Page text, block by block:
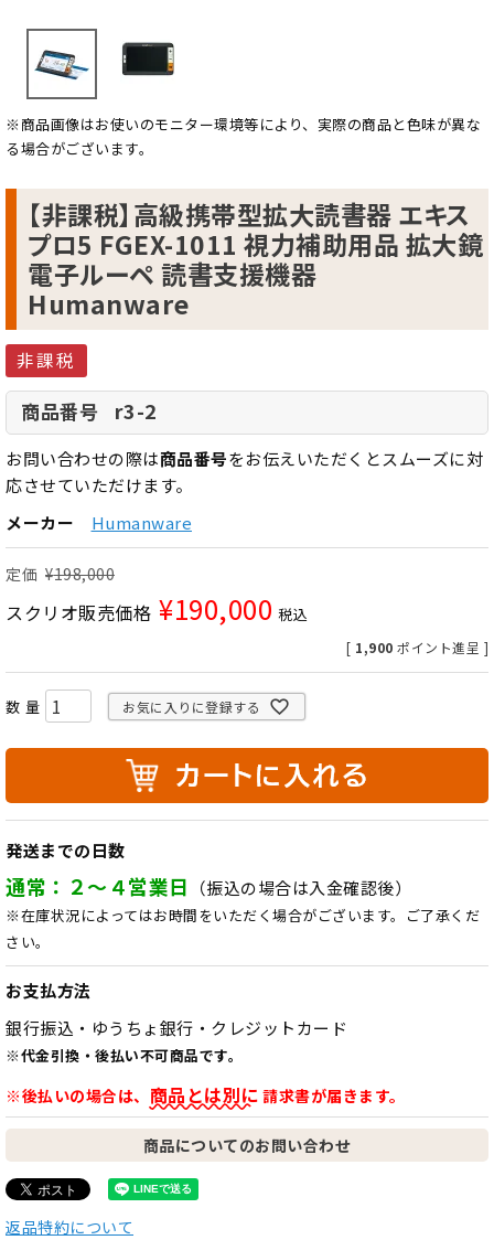
※商品画像はお使いのモニター環境等により、実際の商品と色味が異な
る場合がございます。
【非課税】高級携帯型拡大読書器 エキス
プロ5 FGEX-1011 視力補助用品 拡大鏡
電子ルーペ 読書支援機器
Humanware
非課税
商品番号 r3-2
お問い合わせの際は商品番号をお伝えいただくとスムーズに対
応させていただけます。
メーカー
Humanware
定価 ¥198,000
スクリオ販売価格 ¥190,000 税込
[ 1,900 ポイント進呈 ]
お気に入りに登録する
発送までの日数
通常：２～４営業日 （振込の場合は入金確認後）
※在庫状況によってはお時間をいただく場合がございます。ご了承くだ
さい。
お支払方法
銀行振込・ゆうちょ銀行・クレジットカード
※代金引換・後払い不可商品です。
※後払いの場合は、 商品とは別に 請求書が届きます。
商品についてのお問い合わせ
返品特約について